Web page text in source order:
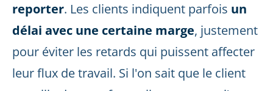
reporter. Les clients indiquent parfois un
délai avec une certaine marge, justement
pour éviter les retards qui puissent affecter
leur flux de travail. Si l'on sait que le client